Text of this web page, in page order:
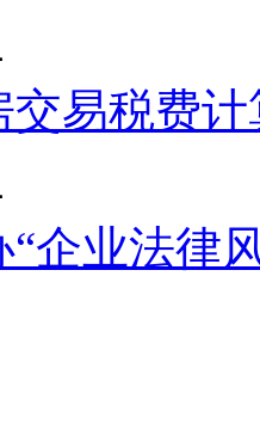
交易税费
“企业法律